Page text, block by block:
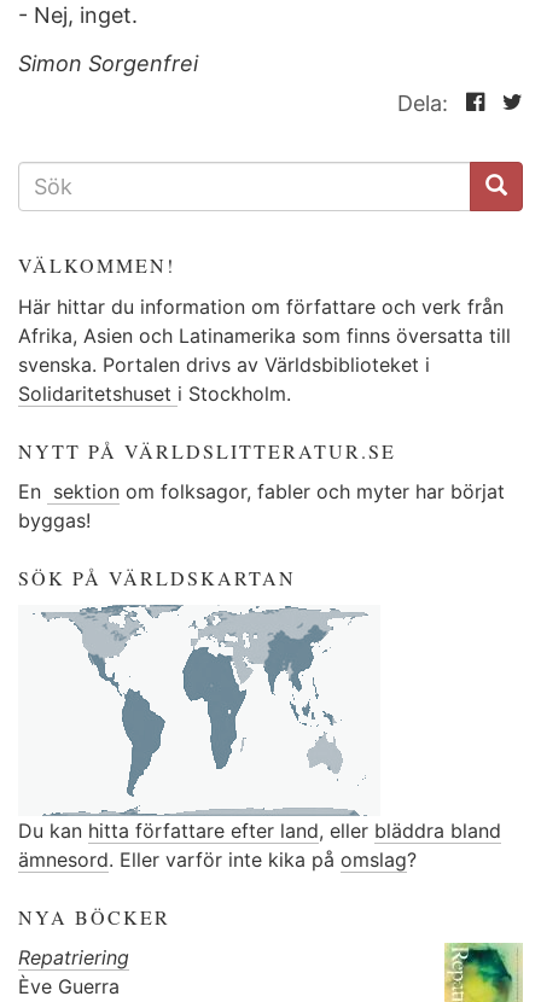
- Nej, inget.
Simon Sorgenfrei
Dela:
SÖKFORMULÄR
VÄLKOMMEN!
Här hittar du information om författare och verk från
Afrika, Asien och Latinamerika som finns översatta till
svenska. Portalen drivs av Världsbiblioteket i
Solidaritetshuset i Stockholm.
NYTT PÅ VÄRLDSLITTERATUR.SE
En sektion om folksagor, fabler och myter har börjat
byggas!
SÖK PÅ VÄRLDSKARTAN
Du kan hitta författare efter land, eller bläddra bland
ämnesord. Eller varför inte kika på omslag?
NYA BÖCKER
Repatriering
Ève Guerra